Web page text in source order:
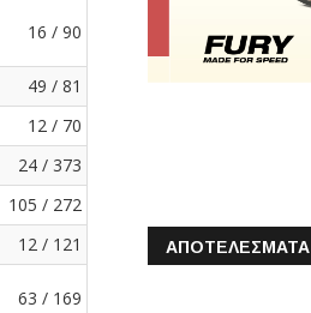
16 / 90
49 / 81
12 / 70
24 / 373
105 / 272
12 / 121
63 / 169
ΑΠΟΤΕΛΕΣΜΑΤΑ